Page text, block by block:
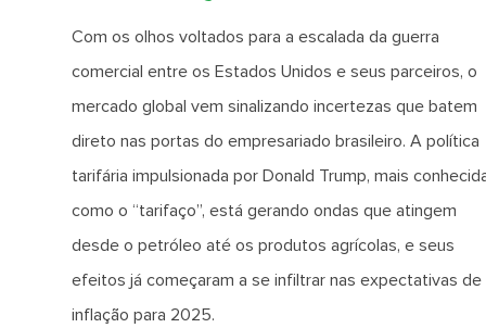
Com os olhos voltados para a escalada da guerra
comercial entre os Estados Unidos e seus parceiros, o
mercado global vem sinalizando incertezas que batem
direto nas portas do empresariado brasileiro. A política
tarifária impulsionada por Donald Trump, mais
como o “tarifaço”, está gerando ondas que atingem
desde o petróleo até os produtos agrícolas, e seus
efeitos já começaram a se infiltrar nas expectativas de
inflação para 2025.